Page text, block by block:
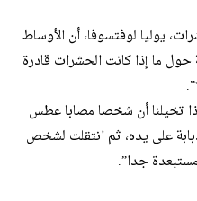
يوليا لوفتسوفا، أن الأوساط
حول ما إذا كانت الحشرات قادرة
تخيلنا أن شخصا مصابا عطس
على يده، ثم انتقلت لشخص
جدا”.